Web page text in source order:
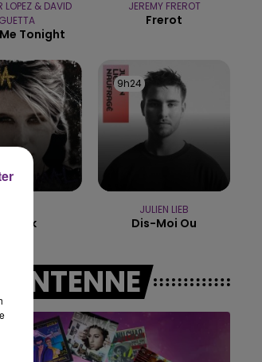
15h00 - 19h00
CHAMPAGNE FM
LOPEZ & DAVID
GUETTA
Tonight
JEREMY FREROT
Frerot
Tik Tok
9h24
9h24
JULIEN LIEB
Dis-Moi Ou